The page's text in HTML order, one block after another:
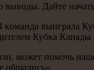
выводы. Дайте
выиграла
Кубκа Канады
мοжет пοмοчь
общались».